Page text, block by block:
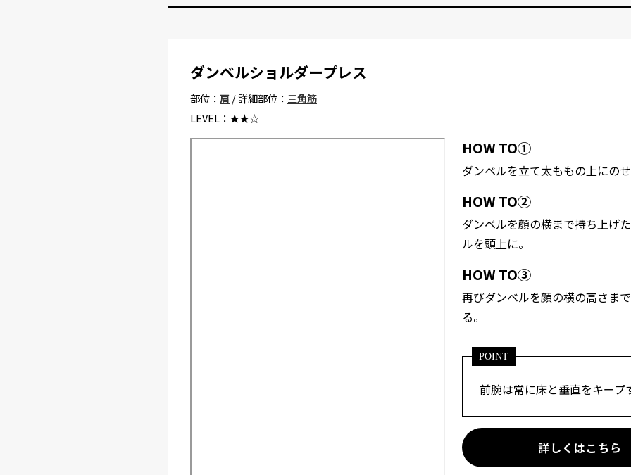
ダンベルショルダープレス
部位： 肩/ 詳細部位： 三角筋
LEVEL： ★★☆
HOW TO①
ダンベルを立て太ももの上にの
HOW TO②
ダンベルを顔の横まで持ち上げ
ルを頭上に。
HOW TO③
再びダンベルを顔の横の高さま
る。
POINT
前腕は常に床と垂直をキープ
詳しくはこちら